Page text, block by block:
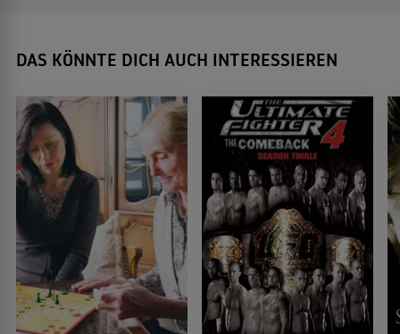
DAS KÖNNTE DICH AUCH INTERESSIEREN